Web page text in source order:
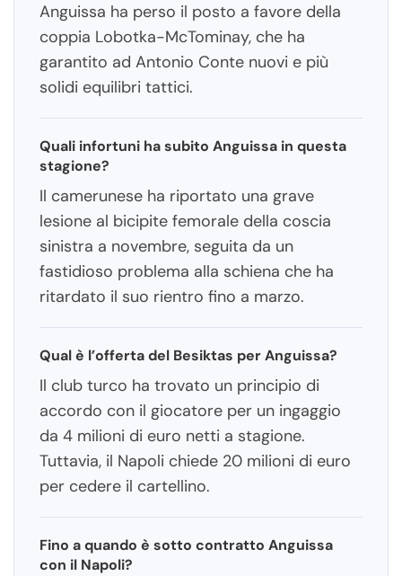
Anguissa ha perso il posto a favore della
coppia Lobotka-McTominay, che ha
garantito ad Antonio Conte nuovi e più
solidi equilibri tattici.
Quali infortuni ha subito Anguissa in questa
stagione?
Il camerunese ha riportato una grave
lesione al bicipite femorale della coscia
sinistra a novembre, seguita da un
fastidioso problema alla schiena che ha
ritardato il suo rientro fino a marzo.
Qual è l’offerta del Besiktas per Anguissa?
Il club turco ha trovato un principio di
accordo con il giocatore per un ingaggio
da 4 milioni di euro netti a stagione.
Tuttavia, il Napoli chiede 20 milioni di euro
per cedere il cartellino.
Fino a quando è sotto contratto Anguissa
con il Napoli?